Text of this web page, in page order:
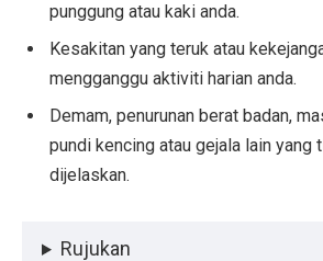
punggung atau kaki anda.
Kesakitan yang teruk atau
mengganggu aktiviti harian anda.
Demam, penurunan berat badan,
pundi kencing atau gejala lain yang
dijelaskan.
Rujukan